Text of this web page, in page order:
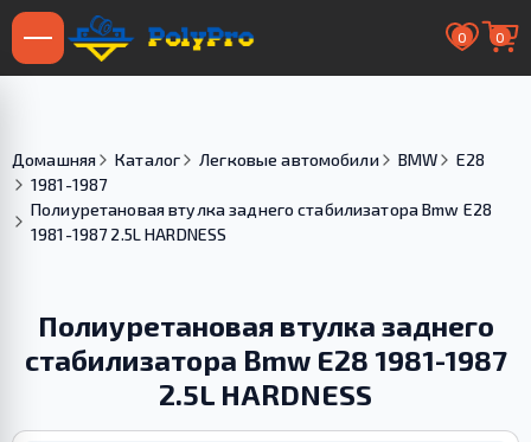
0 0
Домашняя Каталог Легковые автомобили BMW
E28
1981-1987
Полиуретановая втулка заднего стабилизатора Bmw E28
1981-1987 2.5L HARDNESS
Полиуретановая втулка заднего
стабилизатора Bmw E28 1981-1987
2.5L HARDNESS